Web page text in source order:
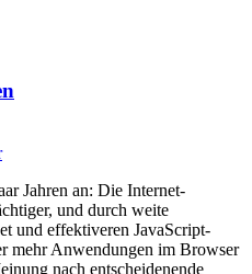
Jahren an: Die Internet-
und durch weite
und effektiveren JavaScript-
mehr Anwendungen im Browser
nach entscheidenende